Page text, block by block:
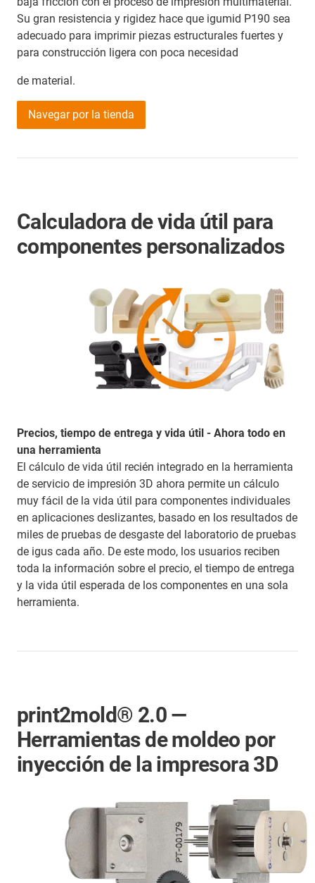
Su gran resistencia y rigidez hace que igumid P190 sea
adecuado para imprimir piezas estructurales fuertes y
para construcción ligera con poca necesidad
de material.
Navegar por la tienda
Calculadora de vida útil para
componentes personalizados
Precios, tiempo de entrega y vida útil - Ahora todo en
una herramienta
El cálculo de vida útil recién integrado en la herramienta
de servicio de impresión 3D ahora permite un cálculo
muy fácil de la vida útil para componentes individuales
en aplicaciones deslizantes, basado en los resultados de
miles de pruebas de desgaste del laboratorio de pruebas
de igus cada año. De este modo, los usuarios reciben
toda la información sobre el precio, el tiempo de entrega
y la vida útil esperada de los componentes en una sola
herramienta.
print2mold® 2.0 —
Herramientas de moldeo por
inyección de la impresora 3D